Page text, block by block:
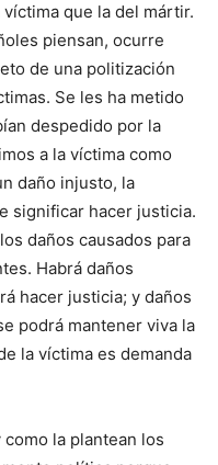
que la del mártir.
piensan, ocurre
de una politización
Se les ha metido
despedido por la
a la víctima como
daño injusto, la
significar hacer justicia.
daños causados para
Habrá daños
hacer justicia; y daños
podrá mantener viva la
la víctima es demanda
la plantean los